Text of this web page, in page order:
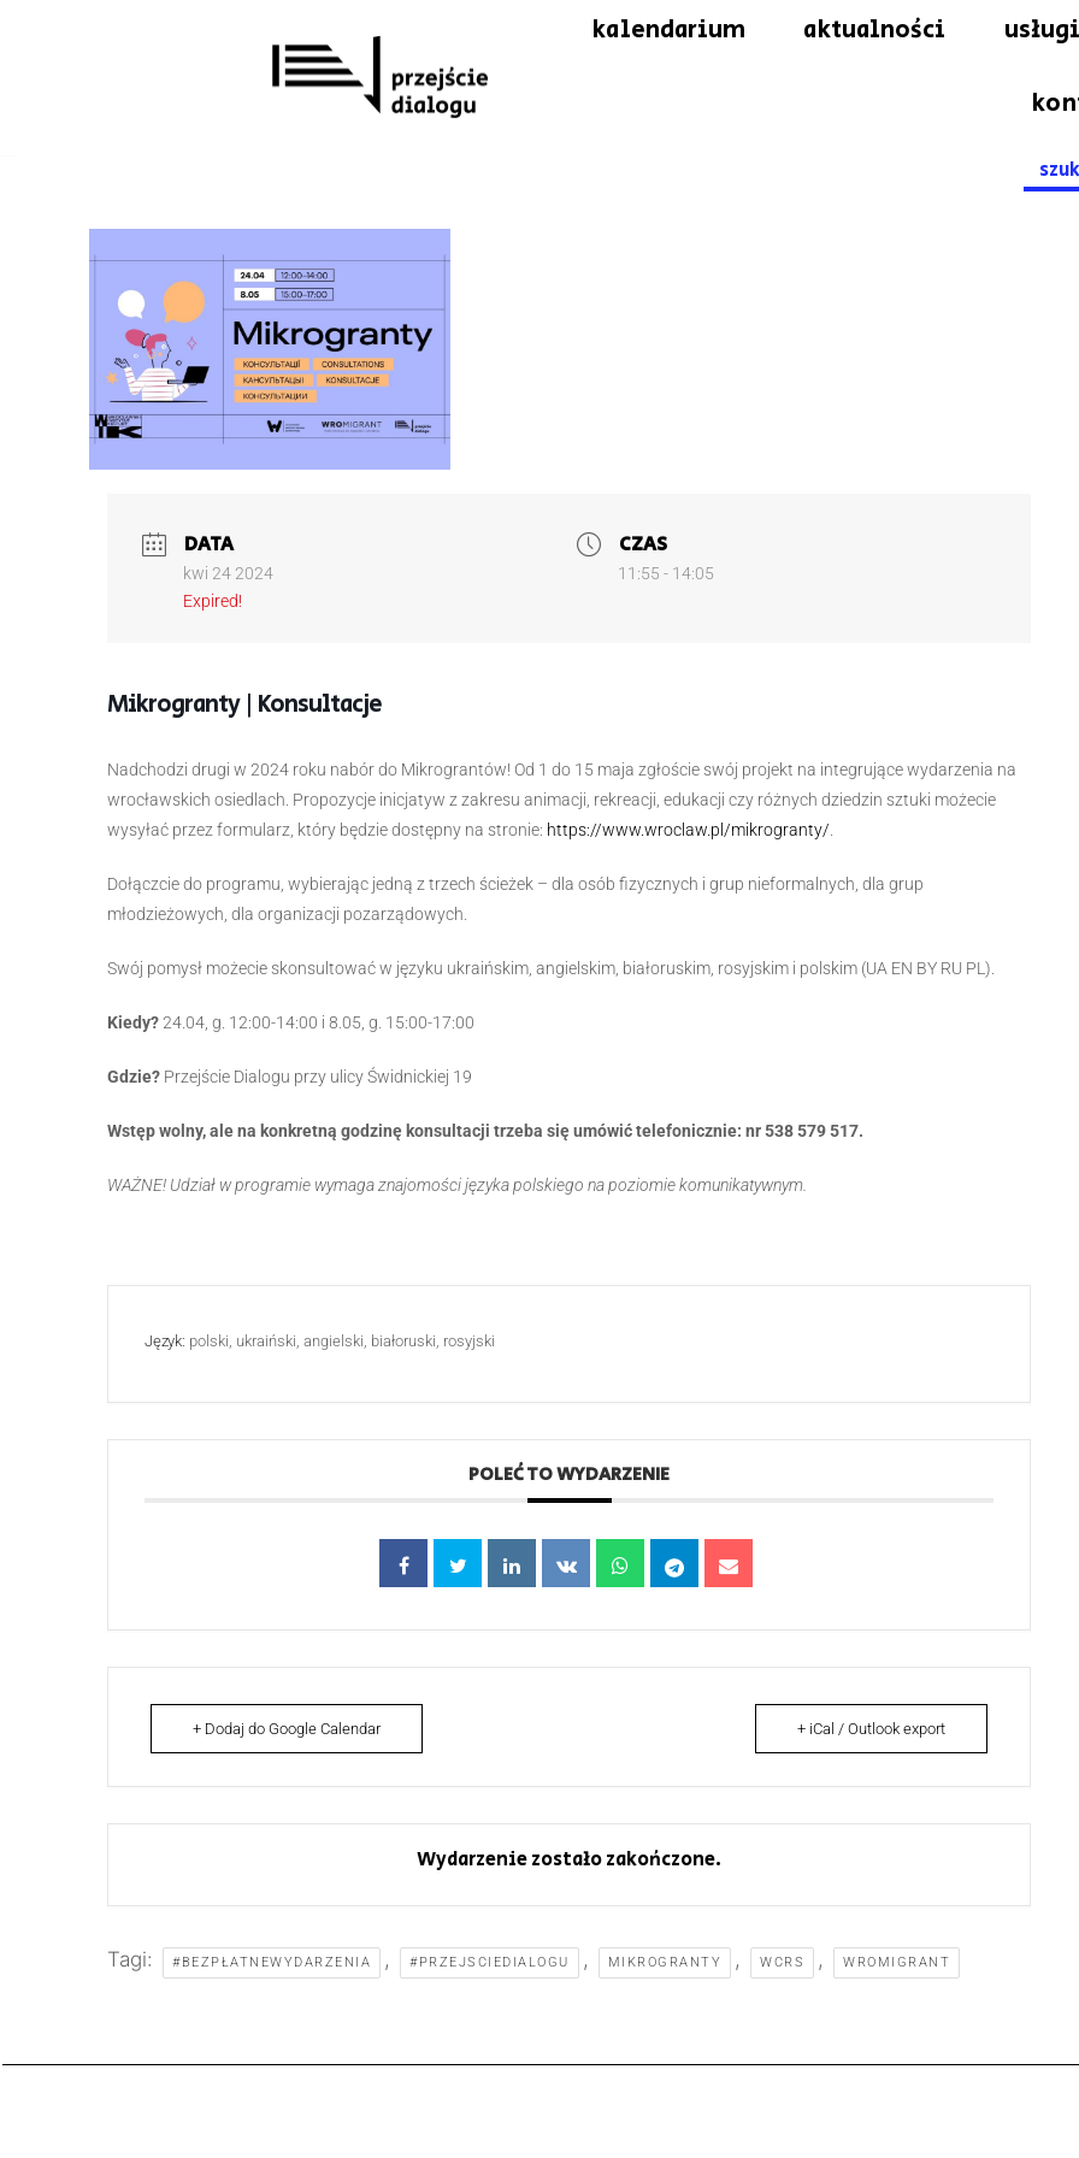
kalendarium aktualności
for:
DATA
kwi 24 2024
Expired!
CZAS
11:55 - 14:05
Mikrogranty | Konsultacje
Nadchodzi drugi w 2024 roku nabór do Mikrograntów! Od 1 do 15 maja zgłoście swój projekt na integrujące wydarzenia na
wrocławskich osiedlach. Propozycje inicjatyw z zakresu animacji, rekreacji, edukacji czy różnych dziedzin sztuki możecie
wysyłać przez formularz, który będzie dostępny na stronie: https://www.wroclaw.pl/mikrogranty/
Dołączcie do programu, wybierając jedną z trzech ścieżek – dla osób fizycznych i grup nieformalnych, dla grup
młodzieżowych, dla organizacji pozarządowych.
Swój pomysł możecie skonsultować w języku ukraińskim, angielskim, białoruskim, rosyjskim i polskim (UA EN BY RU PL).
Kiedy?24.04, g. 12:00-14:00 i 8.05, g. 15:00-17:00
Gdzie? Przejście Dialogu przy ulicy Świdnickiej 19
Wstęp wolny, ale na konkretną godzinę konsultacji trzeba się umówićtelefonicznie: nr 538 579 517.
WAŻNE! Udział w programie wymaga znajomości języka polskiego na poziomie komunikatywnym.
Język: polski, ukraiński, angielski, białoruski, rosyjski
POLEĆ TO WYDARZENIE
+ Dodaj do Google Calendar + iCal / Outlook export
Wydarzenie zostało zakończone.
Tagi: #BEZPŁATNEWYDARZENIA , #PRZEJSCIEDIALOGU , MIKROGRANTY , WCRS , WROMIGRANT